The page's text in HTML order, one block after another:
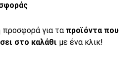
προσφορά για τα προϊόντα που
στο καλάθι με ένα κλικ!